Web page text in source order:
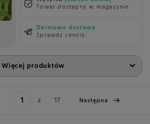
Towar dostępny w magazynie
Darmowa dostawa
Sprawdź cennik
Więcej produktów
z 17 Następna